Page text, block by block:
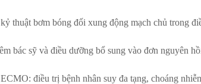
thuật bơm bóng đối xung động mạch chủ trong
bác sỹ và điều dưỡng bổ sung vào đơn nguyên
điều trị bệnh nhân suy đa tạng, choáng